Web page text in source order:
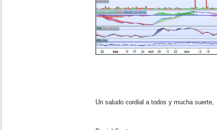
Un saludo cordial a todos y mucha suerte,